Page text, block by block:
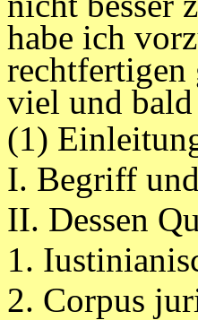
habe ich
rechtfertigen
viel und
(1)
I. Begriff
II. Dessen
1.
2. Corpus